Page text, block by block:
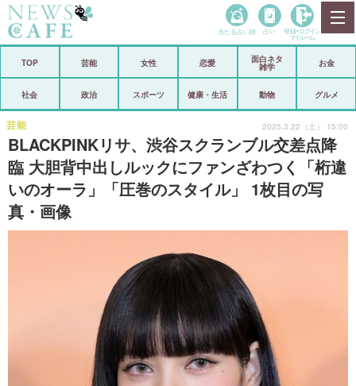
政治
芸能 スポーツ
恋愛 ビックリ
コメントポスト
登録・ログイン/マイルーム
当たる占い師 占い 登録• ログイン
マイルーム
TOP 芸能 女性 恋愛
面白ネタ
雑学
お金
社会 政治 スポーツ 健康・生活 動物 グルメ
BLACKPINKリサ、渋谷スクランブル交差点降
臨 大胆背中出しルックにファンざわつく「桁違
いのオーラ」「圧巻のスタイル」 1枚目の写
真・画像
芸能 2025.3.22（土） 15:00